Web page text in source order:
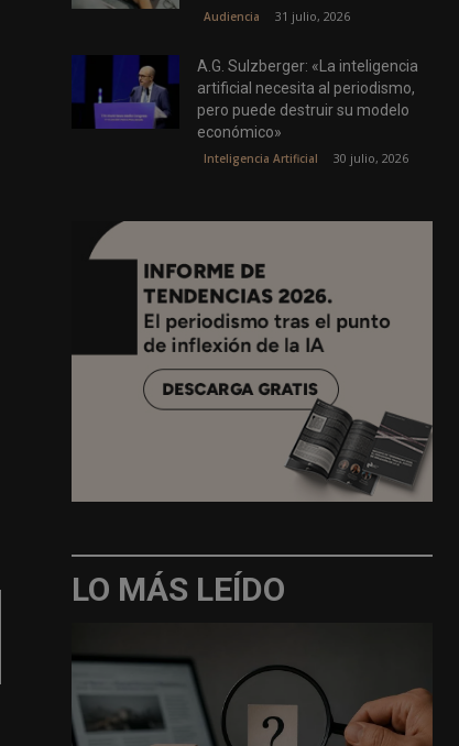
Audiencia 31 julio, 2026
A.G. Sulzberger: «La inteligencia
artificial necesita al periodismo,
pero puede destruir su modelo
económico»
Inteligencia Artificial 30 julio, 2026
LO MÁS LEÍDO